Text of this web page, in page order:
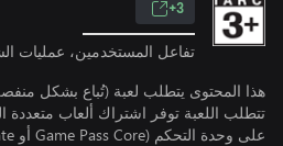
3+
تفاعل المستخدمين، عمليات
هذا المحتوى يتطلب لعبة (تُباع بشكل
تتطلب اللعبة توفر اشتراك ألعاب متعددة
على وحدة التحكم (Game Pass Core أو Ultimate، يُباع بشكل منفصل).